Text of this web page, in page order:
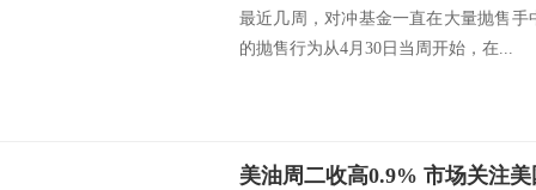
最近几周，对冲基金一直在大量抛售
的抛售行为从4月30日当周开始，在...
美油周二收高0.9% 市场关注